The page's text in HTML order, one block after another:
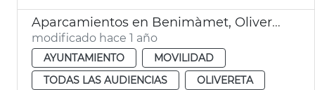
Aparcamientos en Benimàmet, Olivereta y Benicalap
modificado hace 1 año
AYUNTAMIENTO
MOVILIDAD
TODAS LAS AUDIENCIAS
OLIVERETA